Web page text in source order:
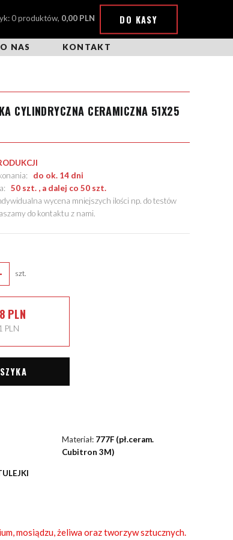
0 produktów, 0,00 PLN DO KASY
O NAS KONTAKT
CYLINDRYCZNA CERAMICZNA 51X25
do ok. 14 dni
50 szt. , a dalej co 50 szt.
wycena mniejszych ilości np. do testów
do kontaktu z nami.
szt.
PLN
PLN
Materiał: 777F (pł.ceram.
Cubitron 3M)
mosiądzu, żeliwa oraz tworzyw sztucznych.